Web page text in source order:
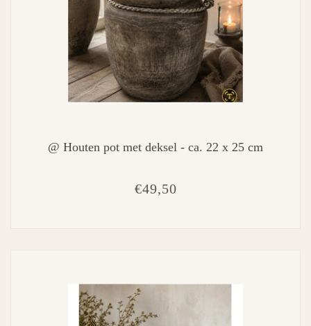
@ Houten pot met deksel - ca. 22 x 25 cm
€49,50